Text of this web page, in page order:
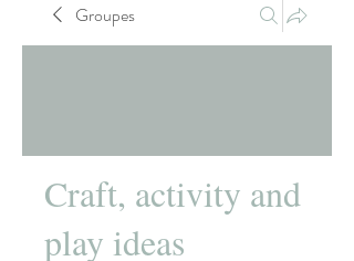
Groupes
Craft, activity and
play ideas